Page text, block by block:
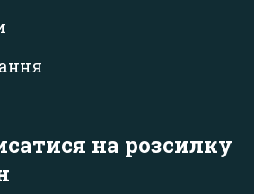
на розсилку